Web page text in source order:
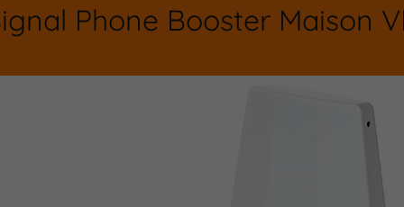
Phone Booster Maison